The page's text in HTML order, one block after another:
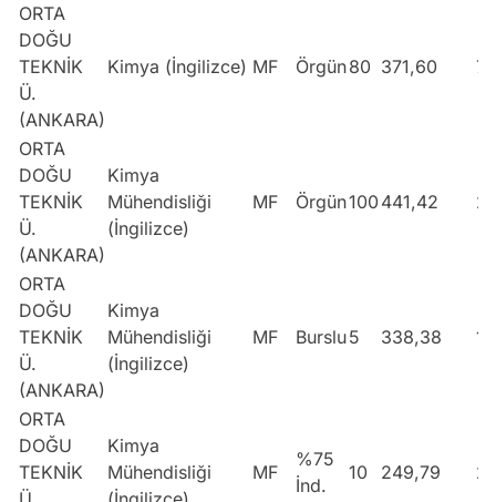
ORTA
DOĞU
TEKNİK
Ü.
(ANKARA)
Kimya (İngilizce) MF Örgün80 371,60
ORTA
DOĞU
TEKNİK
Ü.
(ANKARA)
Kimya
Mühendisliği
(İngilizce)
MF Örgün100 441,42
ORTA
DOĞU
TEKNİK
Ü.
(ANKARA)
Kimya
Mühendisliği
(İngilizce)
MF Burslu5 338,38
ORTA
DOĞU
TEKNİK
Kimya
Mühendisliği
MF
%75
İnd.
10 249,79